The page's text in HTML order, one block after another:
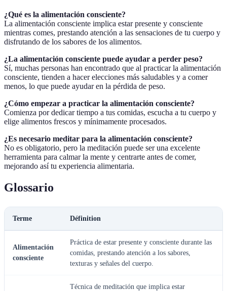
¿Qué es la alimentación consciente?
La alimentación consciente implica estar presente y consciente
mientras comes, prestando atención a las sensaciones de tu cuerpo y
disfrutando de los sabores de los alimentos.
¿La alimentación consciente puede ayudar a perder peso?
Sí, muchas personas han encontrado que al practicar la alimentación
consciente, tienden a hacer elecciones más saludables y a comer
menos, lo que puede ayudar en la pérdida de peso.
¿Cómo empezar a practicar la alimentación consciente?
Comienza por dedicar tiempo a tus comidas, escucha a tu cuerpo y
elige alimentos frescos y mínimamente procesados.
¿Es necesario meditar para la alimentación consciente?
No es obligatorio, pero la meditación puede ser una excelente
herramienta para calmar la mente y centrarte antes de comer,
mejorando así tu experiencia alimentaria.
Glossario
Terme Définition
Alimentación
consciente
Práctica de estar presente y consciente durante las
comidas, prestando atención a los sabores,
texturas y señales del cuerpo.
Técnica de meditación que implica estar